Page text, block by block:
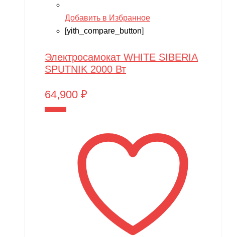
Добавить в Избранное
[yith_compare_button]
Электросамокат WHITE SIBERIA
SPUTNIK 2000 Вт
64,900 ₽